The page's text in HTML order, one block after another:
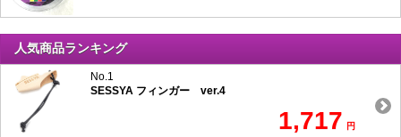
人気商品ランキング
No.1
SESSYA フィンガー ver.4
1,717 円